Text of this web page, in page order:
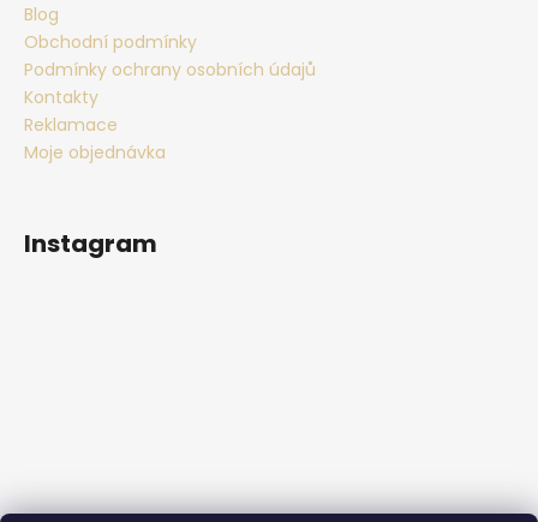
Blog
Obchodní podmínky
Podmínky ochrany osobních údajů
Kontakty
Reklamace
Moje objednávka
Instagram